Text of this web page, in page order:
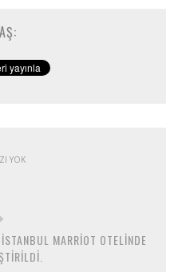
YOK
MARRİOT OTELİNDE